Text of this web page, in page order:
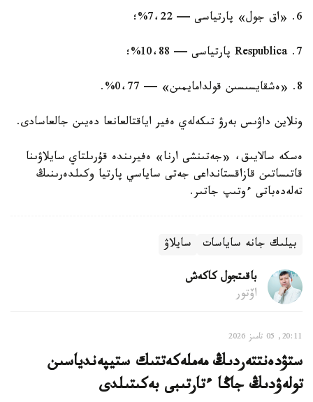
6. «اق جول» پارتياسى — 7،22%؛
7. Respublica پارتياسى — 10،88%؛
8. «ەشقايسىسىن قولدامايمىن» — 0،77%.
ونلاين داۋىس بەرۋ تىكەلەي ەفير اياقتالعانعا دەيىن جالعاسادى.
ەسكە سالايىق، «جەتىنشى ارنا» ەفيرىندە قۇرىلتاي سايلاۋىنا
قاتىساتىن قازاقستانداعى جەتى ساياسي پارتيا وكىلدەرىنىڭ
تەلەدەباتى ءوتىپ جاتىر.
بيلىك جانە ساياسات سايلاۋ
باقىتجول كاكەش
اۆتور
20:11, 05 تامىز 2026
ستۋدەنتتەردىڭ مەملەكەتتىك ستيپەندياسىن
تولەۋدىڭ جاڭا ءتارتىبى بەكىتىلدى